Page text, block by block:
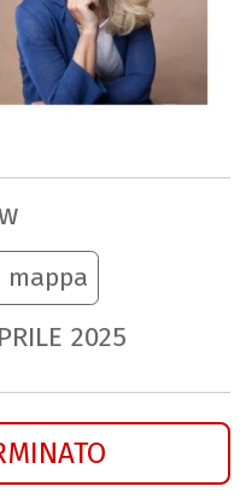
mappa
2025